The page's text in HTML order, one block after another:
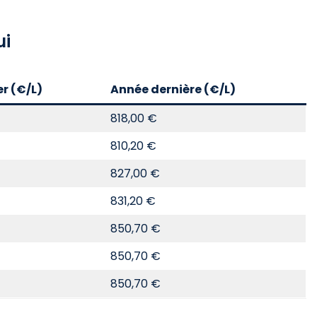
(€/L)
Année dernière (€/L)
818,00 €
810,20 €
827,00 €
831,20 €
850,70 €
850,70 €
850,70 €